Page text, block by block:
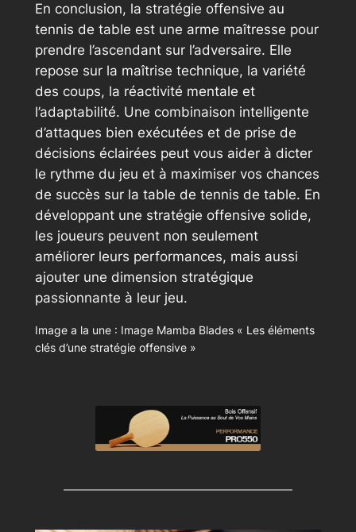
En conclusion, la stratégie offensive au
tennis de table est une arme maîtresse pour
prendre l’ascendant sur l’adversaire. Elle
repose sur la maîtrise technique, la variété
des coups, la réactivité mentale et
l’adaptabilité. Une combinaison intelligente
d’attaques bien exécutées et de prise de
décisions éclairées peut vous aider à dicter
le rythme du jeu et à maximiser vos chances
de succès sur la table de tennis de table. En
développant une stratégie offensive solide,
les joueurs peuvent non seulement
améliorer leurs performances, mais aussi
ajouter une dimension stratégique
passionnante à leur jeu.
Image a la une : Image Mamba Blades « Les éléments
clés d’une stratégie offensive »